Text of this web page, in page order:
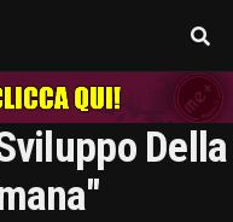
Della